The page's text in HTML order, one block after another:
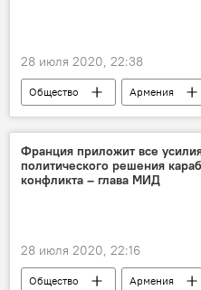
28 июля 2020, 22:38
Общество Армения
В мире
Рейсы в Армению и из нее в
Ереван
Москва
Франция приложит все
политического решения
конфликта – глава МИД
28 июля 2020, 22:16
Общество Армения